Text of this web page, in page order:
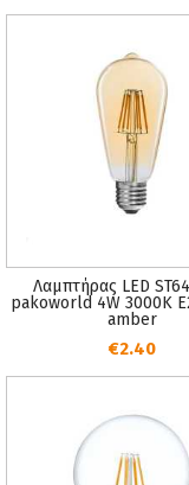
Λαμπτήρας LED
pakoworld 4W 3000K
amber
€2.40